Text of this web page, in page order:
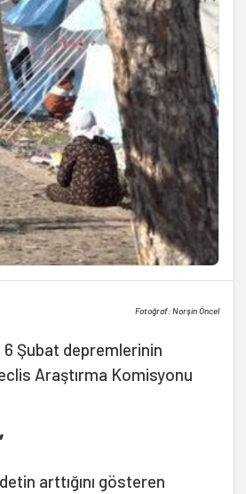
Fotoğraf: Norşin Öncel
6 Şubat depremlerinin
Araştırma Komisyonu
arttığını gösteren